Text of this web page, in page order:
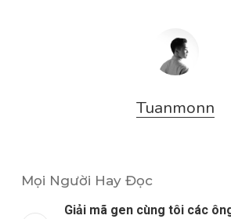
Tuanmonn
Mọi Người Hay Đọc
Giải mã gen cùng tôi các